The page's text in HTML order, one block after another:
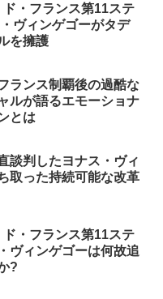
・フランス第11ステ
ヴィンゲゴーがタデ
を擁護
ランス制覇後の過酷な
ルが語るエモーショナ
とは
談判したヨナス・ヴィ
取った持続可能な改革
・フランス第11ステ
ヴィンゲゴーは何故追
?